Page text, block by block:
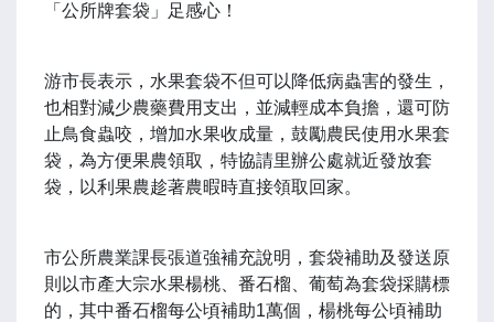
「公所牌套袋」足感心！
游市長表示，水果套袋不但可以降低病蟲害的發生，
也相對減少農藥費用支出，並減輕成本負擔，還可防
止鳥食蟲咬，增加水果收成量，鼓勵農民使用水果套
袋，為方便果農領取，特協請里辦公處就近發放套
袋，以利果農趁著農暇時直接領取回家。
市公所農業課長張道強補充說明，套袋補助及發送原
則以市產大宗水果楊桃、番石榴、葡萄為套袋採購標
的，其中番石榴每公頃補助1萬個，楊桃每公頃補助